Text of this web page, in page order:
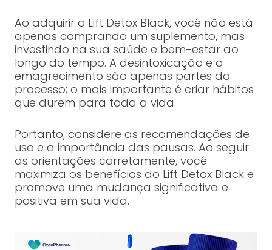
Ao adquirir o Lift Detox Black, você não está
apenas comprando um suplemento, mas
investindo na sua saúde e bem-estar ao
longo do tempo. A desintoxicação e o
emagrecimento são apenas partes do
processo; o mais importante é criar hábitos
que durem para toda a vida.
Portanto, considere as recomendações de
uso e a importância das pausas. Ao seguir
as orientações corretamente, você
maximiza os benefícios do Lift Detox Black e
promove uma mudança significativa e
positiva em sua vida.